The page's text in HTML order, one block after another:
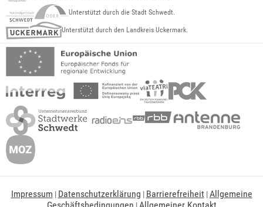
Unterstützt durch die Stadt Schwedt.
Unterstützt durch den Landkreis Uckermark.
Impressum | Datenschutzerklärung | Barrierefreiheit|Allgemeine
Geschäftsbedingungen | Allgemeiner Kontakt